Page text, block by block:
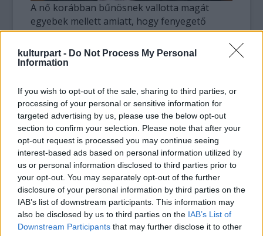
kulturpart - Do Not Process My Personal
Information
If you wish to opt-out of the sale, sharing to third parties, or
processing of your personal or sensitive information for
targeted advertising by us, please use the below opt-out
section to confirm your selection. Please note that after your
opt-out request is processed you may continue seeing
interest-based ads based on personal information utilized by
us or personal information disclosed to third parties prior to
your opt-out. You may separately opt-out of the further
disclosure of your personal information by third parties on the
IAB’s list of downstream participants. This information may
also be disclosed by us to third parties on the IAB’s List of
Downstream Participants that may further disclose it to other
A nő korábban bűnösnek vallotta magát
egyebek mellett amiatt, hogy fenyegető
üzeneteket küldött a színésznek, aki
kénytelen volt testőröket felfogadni.
kiberzaklatásnak nevezte a nő akcióját.
Spacey nem jelent meg a bíróságon a szerdai
ítélethirdetéskor. Korábbi nyilatkozatában a
színész úgy fogalmazott: "nehéz lenne
kifejezni az általa érzett rettegés mértékét".
Culkin bocsánatot kért a történtekért és
mentális betegségével próbálta menteni
magát.